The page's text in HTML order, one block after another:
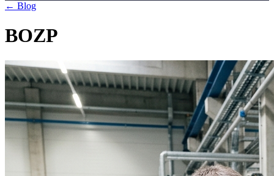
← Blog
BOZP